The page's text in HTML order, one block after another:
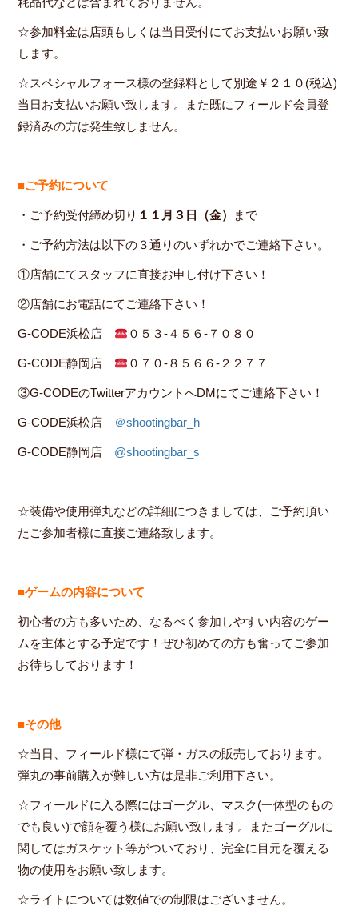
☆参加料金は店頭もしくは当日受付にてお支払いお願い致
します。
☆スペシャルフォース様の登録料として別途￥２１０(税込)
当日お支払いお願い致します。また既にフィールド会員登
録済みの方は発生致しません。
■ご予約について
・ご予約受付締め切り １１月３日（金） まで
・ご予約方法は以下の３通りのいずれかでご連絡下さい。
①店舗にてスタッフに直接お申し付け下さい！
②店舗にお電話にてご連絡下さい！
G-CODE浜松店 ０５３-４５６-７０８０
G-CODE静岡店 ０７０-８５６６-２２７７
③G-CODEのTwitterアカウントへDMにてご連絡下さい！
G-CODE浜松店 ＠shootingbar_h
G-CODE静岡店 @shootingbar_s
☆装備や使用弾丸などの詳細につきましては、ご予約頂い
たご参加者様に直接ご連絡致します。
■ゲームの内容について
初心者の方も多いため、なるべく参加しやすい内容のゲー
ムを主体とする予定です！ぜひ初めての方も奮ってご参加
お待ちしております！
■その他
☆当日、フィールド様にて弾・ガスの販売しております。
弾丸の事前購入が難しい方は是非ご利用下さい。
☆フィールドに入る際にはゴーグル、マスク(一体型のもの
でも良い)で顔を覆う様にお願い致します。またゴーグルに
関してはガスケット等がついており、完全に目元を覆える
物の使用をお願い致します。
☆ライトについては数値での制限はございません。